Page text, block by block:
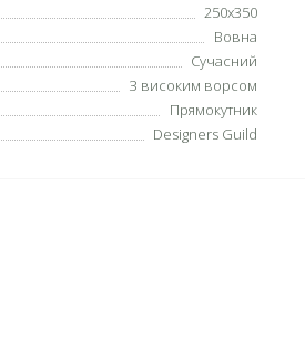
250х350
Вовна
Сучасний
З високим ворсом
Прямокутник
Designers Guild